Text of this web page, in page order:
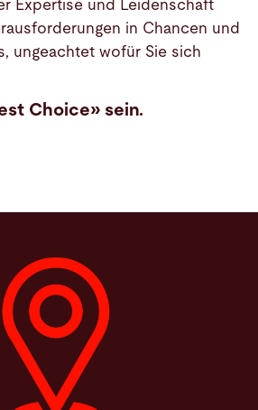
Expertise und Leidenschaft
in Chancen und
ungeachtet wofür Sie sich
Choice» sein.